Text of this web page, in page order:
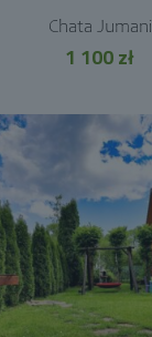
Chata Jumani
1 100zł